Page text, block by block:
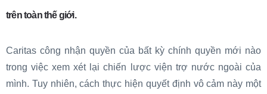
trên toàn thế giới.
Caritas công nhận quyền của bất kỳ chính quyền mới nào
trong việc xem xét lại chiến lược viện trợ nước ngoài của
mình. Tuy nhiên, cách thực hiện quyết định vô cảm này một